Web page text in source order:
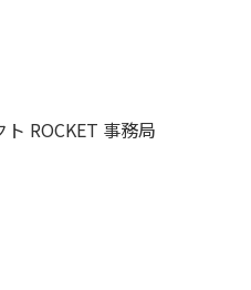
ROCKET 事務局